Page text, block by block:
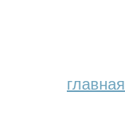
главная